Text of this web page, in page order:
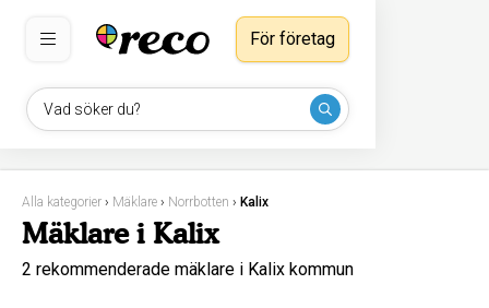
Vad söker du?
För företag
Alla kategorier › Mäklare › Norrbotten › Kalix
Mäklare i Kalix
2 rekommenderade mäklare i Kalix kommun